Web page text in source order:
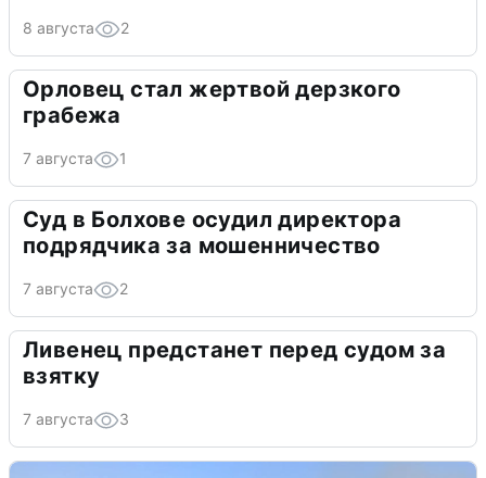
8 августа 2
Орловец стал жертвой дерзкого
грабежа
7 августа 1
Суд в Болхове осудил директора
подрядчика за мошенничество
7 августа 2
Ливенец предстанет перед судом за
взятку
7 августа 3